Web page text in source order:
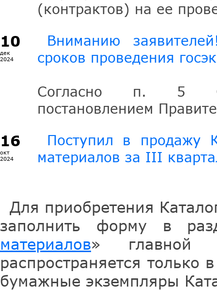
(контрактов) на ее
10
дек
2024
Вниманию
сроков проведения
Согласно п. 5
постановлением
16
окт
2024
Поступил в продажу
материалов за III
Для приобретения
заполнить форму в
материалов» главной
распространяется только
бумажные экземпляры